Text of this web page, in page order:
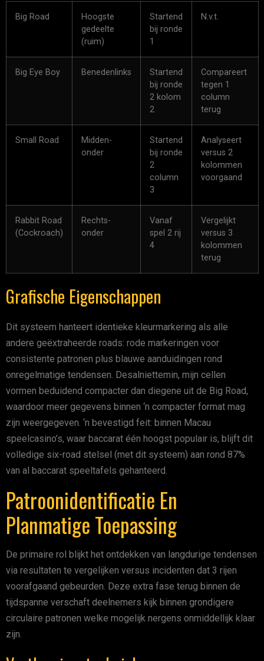
Big Road
Hoogste
gedeelte
(ruim)
Startend
bij ronde
1
N.v.t.
Big Eye Boy Benedenlinks
Startend
bij ronde
2 kolom
2
Compareert
tegen 1
column
terug
Small Road
Midden-
onder
Startend
bij ronde
2
column
3
Analyseert
versus 2
kolommen
voorgaand
Rabbit Road
(Cockroach)
Rechts-
onder
Vanaf
spel 2 rij
4
Vergelijkt
versus 3
kolommen
terug
Grafische Eigenschappen
Dit systeem hanteert identieke kleurmarkering als alle
andere geëxtraheerde roads: rode markeringen voor
consistente patronen plus blauwe aanduidingen rond
onregelmatige tendensen. Desalniettemin, mijn cellen
vormen beduidend compacter dan diegene uit de Big Road,
waardoor meer gegevens binnen ‘n compacter format mag
zijn weergegeven. ‘n bevestigd feit: binnen Macau
speelcasino’s, waar baccarat één hoogst populair is, blijft dit
volledige six-road stelsel (met dit systeem) aan rond 87%
van al baccarat speeltafels gehanteerd.
Patroonidentificatie En
Planmatige Toepassing
De primaire rol blijkt het ontdekken van langdurige tendensen
via resultaten te vergelijken versus incidenten dat 3 rijen
voorafgaand gebeurden. Deze extra fase terug binnen de
tijdspanne verschaft deelnemers kijk binnen grondigere
circulaire patronen welke mogelijk nergens onmiddellijk klaar
zijn.